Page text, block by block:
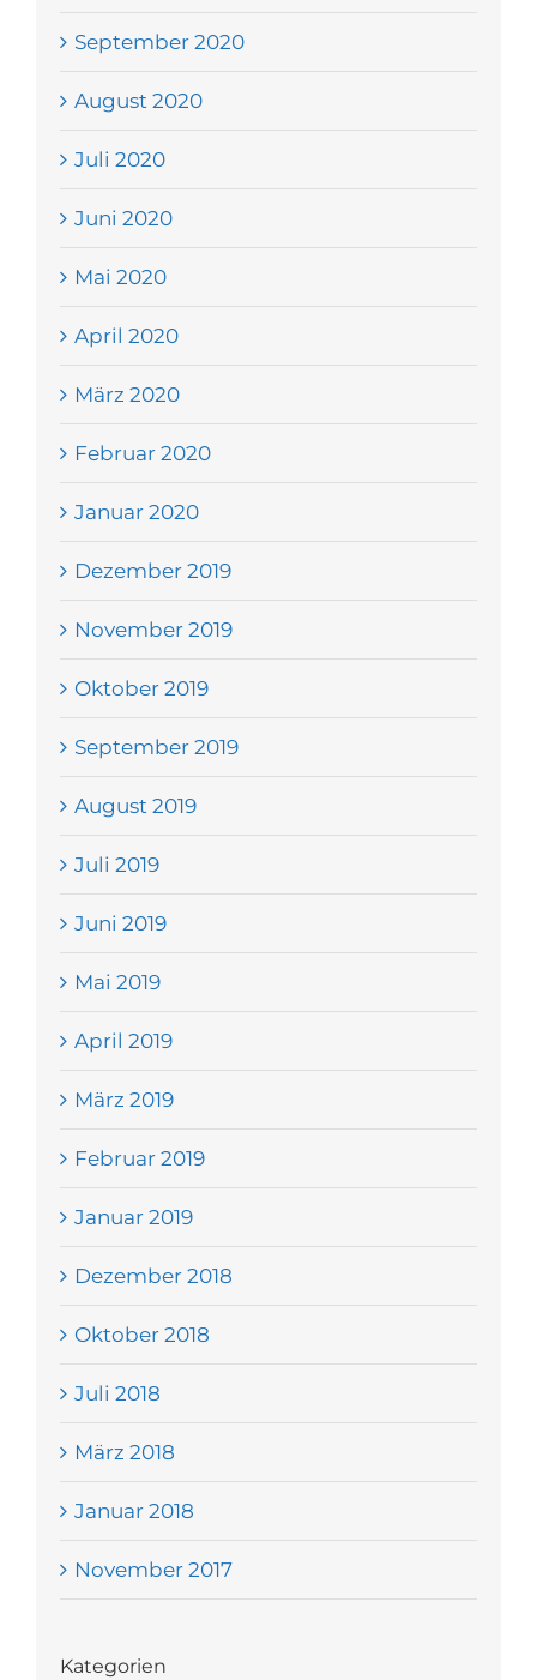
September 2020
August 2020
Juli 2020
Juni 2020
Mai 2020
April 2020
März 2020
Februar 2020
Januar 2020
Dezember 2019
November 2019
Oktober 2019
September 2019
August 2019
Juli 2019
Juni 2019
Mai 2019
April 2019
März 2019
Februar 2019
Januar 2019
Dezember 2018
Oktober 2018
Juli 2018
März 2018
Januar 2018
November 2017
Kategorien